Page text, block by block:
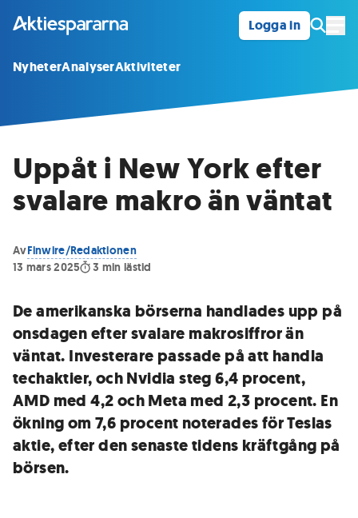
Logga in
NyheterAnalyserAktiviteter
Uppåt i New York efter
svalare makro än väntat
AvFinwire/Redaktionen
13 mars 2025
3 min lästid
De amerikanska börserna handlades upp på
onsdagen efter svalare makrosiffror än
väntat. Investerare passade på att handla
techaktier, och Nvidia steg 6,4 procent,
AMD med 4,2 och Meta med 2,3 procent. En
ökning om 7,6 procent noterades för Teslas
aktie, efter den senaste tidens kräftgång på
börsen.